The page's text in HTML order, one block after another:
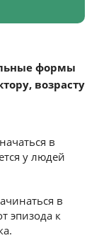
формы
возрасту
в
у людей
в
эпизода к